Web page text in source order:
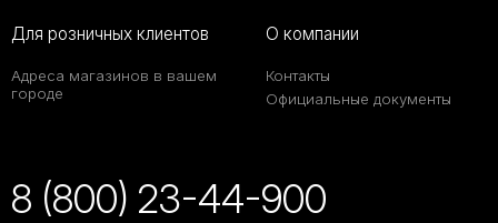
Для розничных клиентов
Адреса магазинов в вашем
городе
О компании
Контакты
Официальные документы
8 (800) 23-44-900